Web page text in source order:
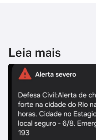
Leia mais